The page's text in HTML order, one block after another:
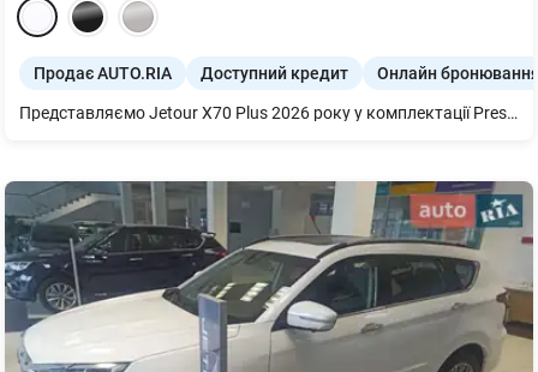
Продає AUTO.RIA Доступний кредит Онлайн
Представляємо Jetour X70 Plus 2026 року у комплектації Prestige. Цей практичний кросовер оснащений потужним бензиновим двигуном 1.6 TGDI (190 к.с.) та зручною роботизованою коробкою передач для комфортних поїздок.